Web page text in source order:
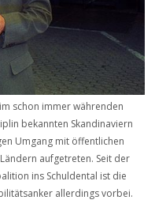
schon immer währenden
bekannten Skandinaviern
Umgang mit öffentlichen
aufgetreten. Seit der
ins Schuldental ist die
allerdings vorbei.